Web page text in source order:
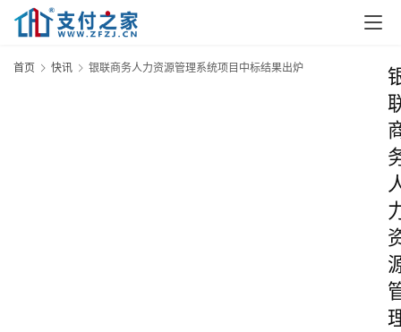
首页 快讯 银联商务人力资源管理系统项目中标结果出炉